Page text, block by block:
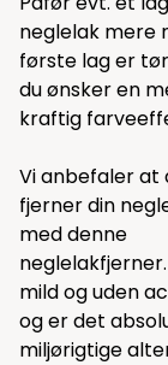
neglelak mere
første lag er
du ønsker en
kraftig
Vi anbefaler at
fjerner din
meddenne
mild og uden
og er det
miljørigtige